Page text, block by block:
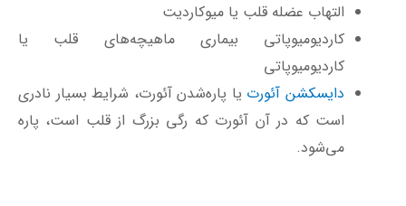
التهاب عضله قلب یا میوکاردیت
کاردیومیوپاتی بیماری ماهیچه‌های قلب یا
کاردیومیوپاتی
دایسکشن آئورت یا پاره‌‌شدن آئورت، شرایط بسیار نادری
است که در آن آئورت که رگی بزرگ از قلب است، پاره
می‌شود.